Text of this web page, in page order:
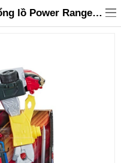
Đồ chơi mô hình Robot khổng lồ Power Rangers Beast Morphers Megazord - 995,000 | Sanhangre